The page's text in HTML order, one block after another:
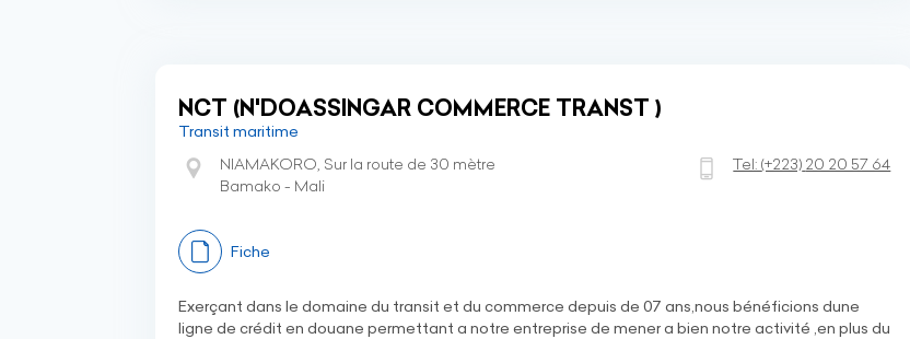
NCT (N'DOASSINGAR COMMERCE TRANST )
Transit maritime
NIAMAKORO, Sur la route de 30 mètre
Bamako - Mali
Tel:(+223) 20 20 57 64
Fiche
Exerçant dans le domaine du transit et du commerce depuis de 07 ans,nous bénéficions dune
ligne de crédit en douane permettant a notre entreprise de mener a bien notre activité ,en plus du